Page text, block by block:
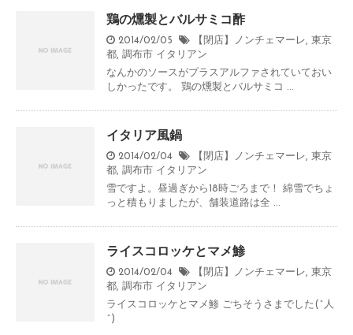
鶏の燻製とバルサミコ酢
2014/02/05 【閉店】ノンチェマーレ, 東京
都, 調布市 イタリアン
なんかのソースがプラスアルファされていておい
しかったです。 鶏の燻製とバルサミコ ...
イタリア風鍋
2014/02/04 【閉店】ノンチェマーレ, 東京
都, 調布市 イタリアン
雪ですよ。昼過ぎから18時ごろまで！ 綿雪でちょ
っと積もりましたが、舗装道路は全 ...
ライスコロッケとマメ鯵
2014/02/04 【閉店】ノンチェマーレ, 東京
都, 調布市 イタリアン
ライスコロッケとマメ鯵 ごちそうさまでした(^人
^)